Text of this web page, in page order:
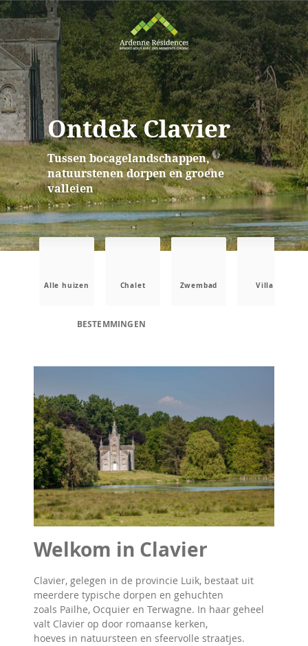
Ontdek Clavier
Tussen bocagelandschappen,
natuurstenen dorpen en groene
valleien
Alle huizen Chalet Zwembad Villa
BESTEMMINGEN
Welkom in Clavier
Clavier, gelegen in de provincie Luik, bestaat uit
meerdere typische dorpen en gehuchten
zoals Pailhe, Ocquier en Terwagne. In haar geheel
valt Clavier op door romaanse kerken,
hoeves in natuursteen en sfeervolle straatjes.